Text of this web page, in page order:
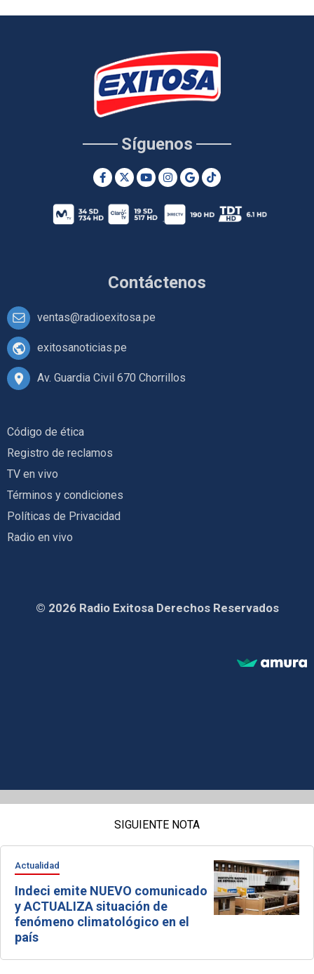
Contáctenos
ventas@radioexitosa.pe
exitosanoticias.pe
Av. Guardia Civil 670 Chorrillos
Síguenos
Código de ética
Registro de reclamos
TV en vivo
Términos y condiciones
Políticas de Privacidad
Radio en vivo
© 2026 Radio Exitosa Derechos Reservados
SIGUIENTE NOTA
Actualidad
Indeci emite NUEVO comunicado
y ACTUALIZA situación de
fenómeno climatológico en el
país